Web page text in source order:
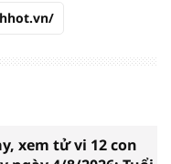
xem tử vi 12 con